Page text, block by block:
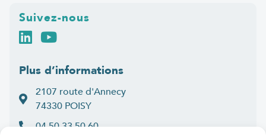
Suivez-nous
Plus d’informations
2107 route d'Annecy
74330 POISY
04 50 33 50 60